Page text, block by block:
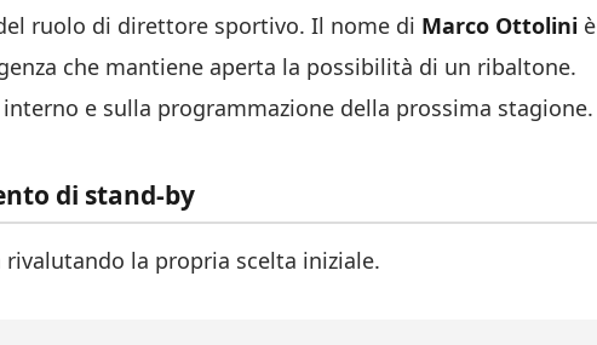
ruolo di direttore sportivo. Il nome di Marco Ottolini è
che mantiene aperta la possibilità di un ribaltone.
e sulla programmazione della prossima stagione.
di stand-by
la propria scelta iniziale.